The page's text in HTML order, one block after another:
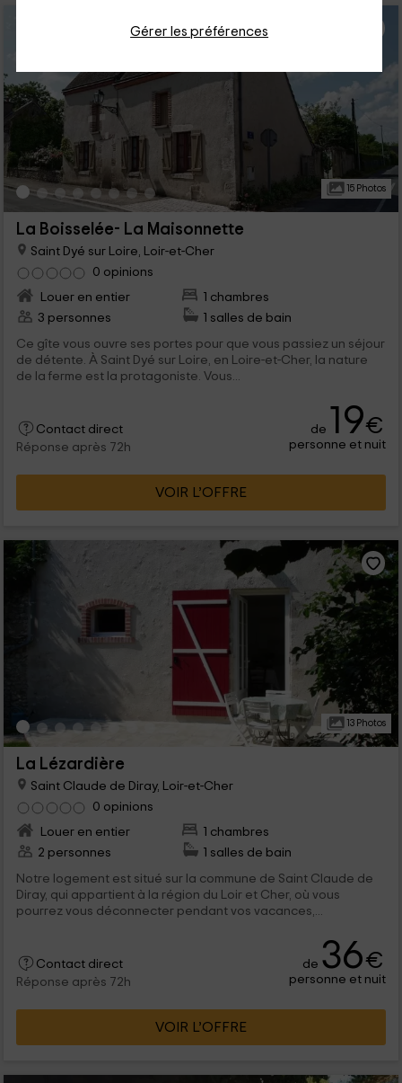
Gérer les préférences
15 Photos
La Boisselée- La Maisonnette
Saint Dyé sur Loire, Loir-et-Cher
0 opinions
Louer en entier
1 chambres
3 personnes
1 salles de bain
Ce gîte vous ouvre ses portes pour que vous passiez un séjour
de détente. À Saint Dyé sur Loire, en Loire-et-Cher, la nature
de la ferme est la protagoniste. Vous...
Contact direct
Réponse après 72h
de 19€
personne et nuit
VOIR L’OFFRE
13 Photos
La Lézardière
Saint Claude de Diray, Loir-et-Cher
0 opinions
Louer en entier
1 chambres
2 personnes
1 salles de bain
Notre logement est situé sur la commune de Saint Claude de
Diray, qui appartient à la région du Loir et Cher, où vous
pourrez vous déconnecter pendant vos vacances,...
Contact direct
Réponse après 72h
de 36€
personne et nuit
VOIR L’OFFRE